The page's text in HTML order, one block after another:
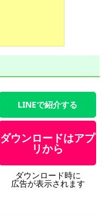
LINEで紹介する
ダウンロードはアプ
リから
ダウンロード時に
広告が表示されます